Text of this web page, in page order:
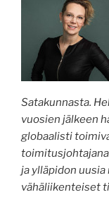
Satakunnasta.
vuosien jälkeen
globaalisti
ja ylläpidon
vähäliikenteiset